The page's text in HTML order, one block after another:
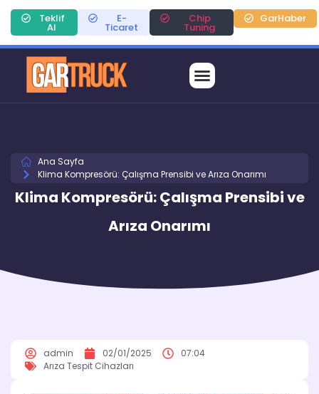
Teklif
Al
E-
Ticaret
Chip
Tuning
GarHaber
Ana Sayfa
Klima Kompresörü: Çalışma Prensibi ve Arıza Onarımı
Klima Kompresörü: Çalışma Prensibi ve
Arıza Onarımı
admin 02/01/2025
07:04
Arıza Tespit Cihazları